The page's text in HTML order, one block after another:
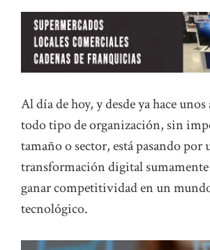
Al día de hoy, y desde ya hace unos
todo tipo de organización, sin
tamaño o sector, está pasando por
transformación digital sumamente
ganar competitividad en un
tecnológico.